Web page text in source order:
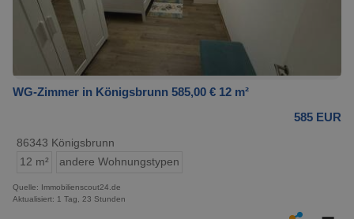
WG-Zimmer in Königsbrunn 585,00 € 12 m²
585 EUR
86343 Königsbrunn
12 m²
andere Wohnungstypen
Quelle: Immobilienscout24.de
Aktualisiert: 1 Tag, 23 Stunden